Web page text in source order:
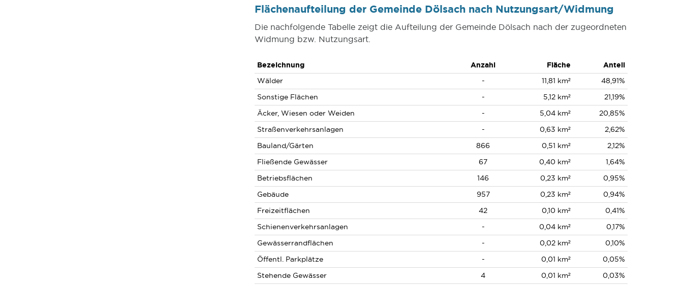
Flächenaufteilung der Gemeinde Dölsach nach Nutzungsart/Widmung
Die nachfolgende Tabelle zeigt die Aufteilung der Gemeinde Dölsach nach der zugeordneten
Widmung bzw. Nutzungsart.
Bezeichnung Anzahl Fläche
Anteil
Wälder
- 11,81 km²
48,91%
Sonstige Flächen
- 5,12 km²
21,19%
Äcker, Wiesen oder Weiden
- 5,04 km²
20,85%
Straßenverkehrsanlagen
- 0,63 km²
2,62%
Bauland/Gärten
866 0,51 km²
2,12%
Fließende Gewässer
67 0,40 km²
1,64%
Betriebsflächen
146 0,23 km²
0,95%
Gebäude
957 0,23 km²
0,94%
Freizeitflächen
42 0,10 km²
0,41%
Schienenverkehrsanlagen
- 0,04 km²
0,17%
Gewässerrandflächen
- 0,02 km²
0,10%
Öffentl. Parkplätze
- 0,01 km²
0,05%
Stehende Gewässer
4 0,01 km²
0,03%